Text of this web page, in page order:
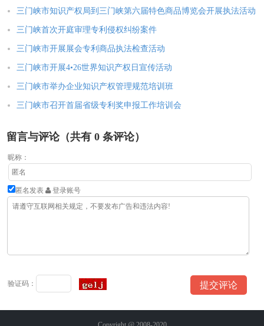
三门峡市知识产权局到三门峡第六届特色商品博览会开展执法活动
三门峡首次开庭审理专利侵权纠纷案件
三门峡市开展展会专利商品执法检查活动
三门峡市开展4•26世界知识产权日宣传活动
三门峡市举办企业知识产权管理规范培训班
三门峡市召开首届省级专利奖申报工作培训会
留言与评论（共有 0 条评论）
昵称：
匿名发表 登录账号
验证码：